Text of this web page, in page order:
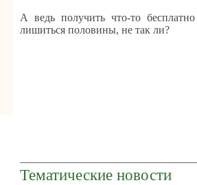
А ведь получить что-то
лишиться половины, не так ли?
Тематические новости